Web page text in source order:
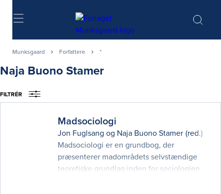
Søg
Munksgaard Forfattere *
Naja Buono Stamer
FILTRÉR
Madsociologi
Jon Fuglsang og Naja Buono Stamer (red.)
Madsociologi er en grundbog, der
præsenterer madområdets selvstændige
teoretiske grundlag inden for sociologien.